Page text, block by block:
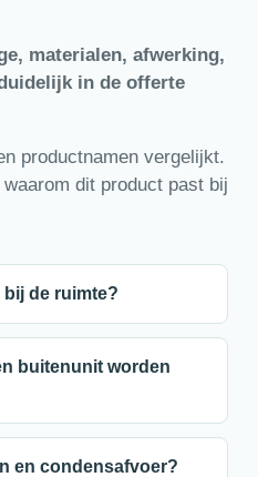
materialen, afwerking,
in de offerte
productnamen vergelijkt.
dit product past bij
bij de ruimte?
buitenunit worden
en condensafvoer?